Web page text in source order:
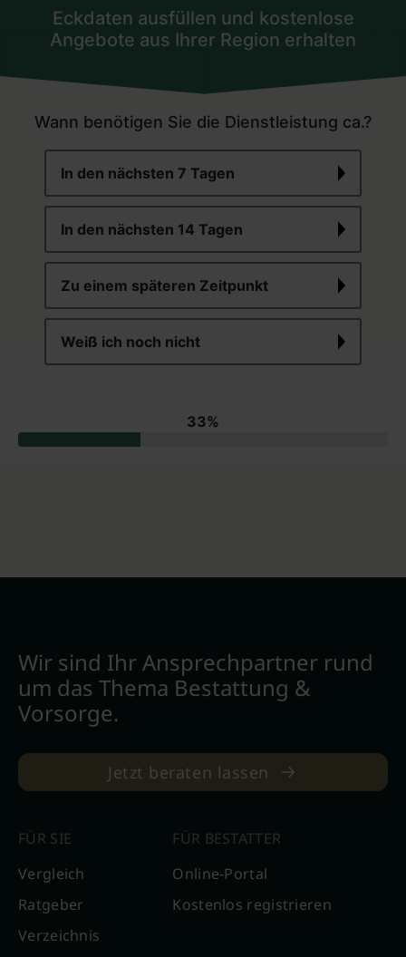
Wir sind Ihr Ansprechpartner rund
um das Thema Bestattung &
Vorsorge.
Jetzt beraten lassen
FÜR SIE
Vergleich
Ratgeber
Verzeichnis
FÜR BESTATTER
Online-Portal
Kostenlos registrieren